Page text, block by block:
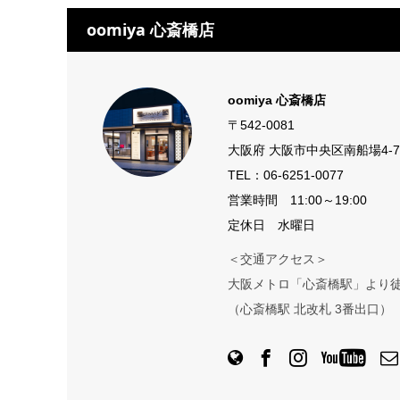
oomiya 心斎橋店
oomiya 心斎橋店
〒542-0081
大阪府 大阪市中央区南船場4-
TEL： 06-6251-0077
営業時間 11:00～19:00
定休日 水曜日
＜交通アクセス＞
大阪メトロ「心斎橋駅」より
（心斎橋駅 北改札 3番出口）